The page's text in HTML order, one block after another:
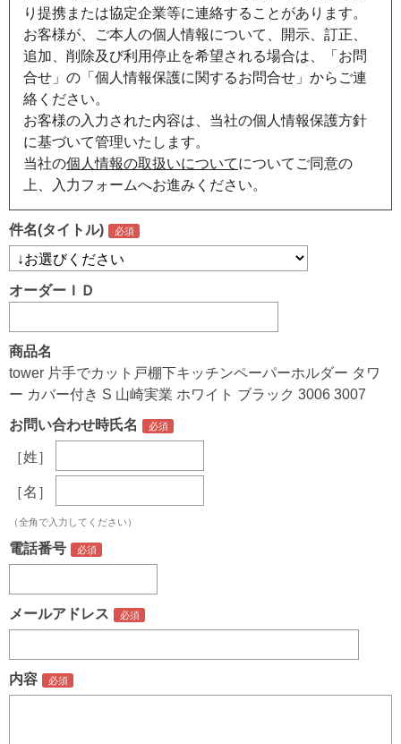
り提携または協定企業等に連絡することがあります。
お客様が、ご本人の個人情報について、開示、訂正、
追加、削除及び利用停止を希望される場合は、「お問
合せ」の「個人情報保護に関するお問合せ」からご連
絡ください。
お客様の入力された内容は、当社の個人情報保護方針
に基づいて管理いたします。
当社の個人情報の取扱いについてについてご同意の
上、入力フォームへお進みください。
件名(タイトル)
オーダーＩＤ
商品名
tower 片手でカット戸棚下キッチンペーパーホルダー タワ
ー カバー付き S 山崎実業 ホワイト ブラック 3006 3007
お問い合わせ時氏名
［姓］
［名］
（全角で入力してください）
電話番号
メールアドレス
内容